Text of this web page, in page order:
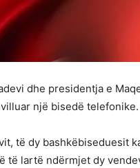
dhe presidentja e
një bisedë telefonike.
të dy bashkëbiseduesit
të lartë ndërmjet dy